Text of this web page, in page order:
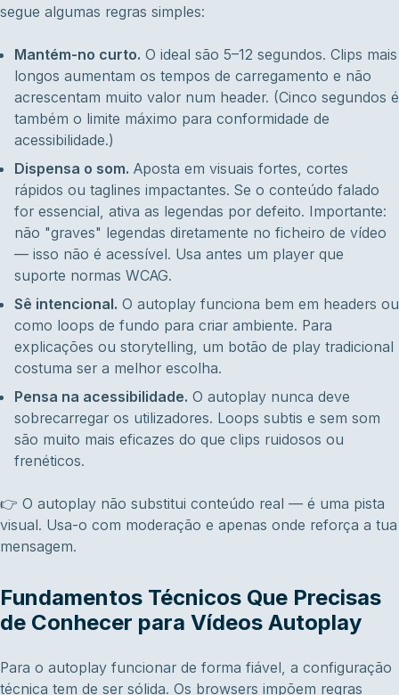
segue algumas regras simples:
Mantém-no curto. O ideal são 5–12 segundos. Clips mais
longos aumentam os tempos de carregamento e não
acrescentam muito valor num header. (Cinco segundos é
também o limite máximo para conformidade de
acessibilidade.)
Dispensa o som. Aposta em visuais fortes, cortes
rápidos ou taglines impactantes. Se o conteúdo falado
for essencial, ativa as legendas por defeito. Importante:
não "graves" legendas diretamente no ficheiro de vídeo
— isso não é acessível. Usa antes um player que
suporte normas WCAG.
Sê intencional. O autoplay funciona bem em headers ou
como loops de fundo para criar ambiente. Para
explicações ou storytelling, um botão de play tradicional
costuma ser a melhor escolha.
Pensa na acessibilidade. O autoplay nunca deve
sobrecarregar os utilizadores. Loops subtis e sem som
são muito mais eficazes do que clips ruidosos ou
frenéticos.
👉 O autoplay não substitui conteúdo real — é uma pista
visual. Usa-o com moderação e apenas onde reforça a tua
mensagem.
Fundamentos Técnicos Que Precisas
de Conhecer para Vídeos Autoplay
Para o autoplay funcionar de forma fiável, a configuração
técnica tem de ser sólida. Os browsers impõem regras